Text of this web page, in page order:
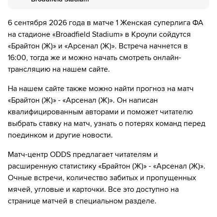
Выберите тариф за 1₽ и нажмите
подписку»
Введите данные карты и с нее спишется 1₽
Наслаждаемся трансляциями любимых
за 1₽
Если качество предоставляемых услуг МАТЧ ТВ вас не устроит,
дней.
Введите вашу электронную почту
Выберите тариф за 1₽ и нажмите«Оформить
подписку»
Наслаждаемся трансляциями любимых
матчей в HD качестве в течение 7-и дней всего
за 1₽
можете отвязать карту для последующего списания в течение 7
дней.
Нажмите на кнопку«Оформить подписку»
Далее нажмите на«Создать учетную запись в
ОККО ТВ»
Введите вашу электронную почту
Выберите тариф за 1₽ и нажмите«Оформить
подписку»
Введите данные карты и с нее спишется 1₽
Наслаждаемся трансляциями любимых
за 1₽
Если качество предоставляемых услуг ОККО ТВ вас не устроит,
можете отвязать карту для последующего списания в течение 7
дней.
6 сентября 2026 года в матче 1 Женская суперлига ФА
на стадионе «Broadfield Stadium» в Кроули сойдутся
«Брайтон (Ж)» и «Арсенал (Ж)». Встреча начнется в
16:00, тогда же и можно начать смотреть онлайн-
трансляцию на нашем сайте.
На нашем сайте также можно найти прогноз на матч
«Брайтон (Ж)» - «Арсенал (Ж)». Он написан
квалифицированным авторами и поможет читателю
выбрать ставку на матч, узнать о потерях команд перед
поединком и другие новости.
Матч-центр ODDS предлагает читателям и
расширенную статистику «Брайтон (Ж)» - «Арсенал (Ж)».
Очные встречи, количество забитых и пропущенных
мячей, угловые и карточки. Все это доступно на
странице матчей в специальном разделе.